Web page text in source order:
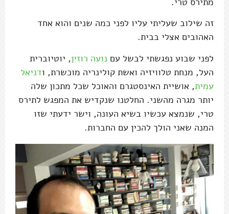
זה שילוב שעליתי עליו לפני כמה שנים והוא אחד
האהובים אצלי בבית.
לפני שבוע נפגשתי לבשל עם נועה רוזין, יוטיוברית
העל, מנחת טלוויזיה ואשת קולינריה מוכשרת, ודניאל
עמית, אושיית האינסטגרם והאוכל שכל מתכון שלה
יותר מגרה מהשני. החלטנו שנקדיש את המפגש לתירס
טרי, שנמצא עכשיו בשיא העונה, וישר ידעתי שזו
המנה שאני הולך להכין עם החברות.